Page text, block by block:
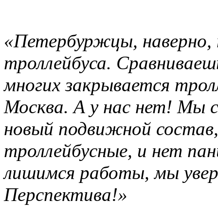
«Петербуржцы, наверно,
троллейбуса.
многих закрывается
Москва. А у нас нет! Мы
новый подвижной
троллейбусные, и нет
лишимся работы, мы
Перспектива!»